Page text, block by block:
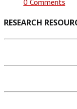
0 Comments
RESEARCH